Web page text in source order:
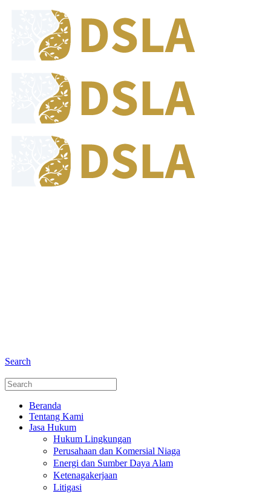
Search
Beranda
Tentang Kami
Jasa Hukum
Hukum Lingkungan
Perusahaan dan Komersial Niaga
Energi dan Sumber Daya Alam
Ketenagakerjaan
Litigasi